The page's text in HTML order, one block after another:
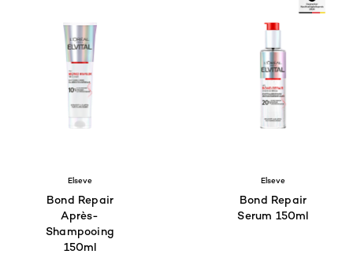
Elseve
Bond Repair
Après-
Shampooing
150ml
Elseve
Bond Repair
Serum 150ml